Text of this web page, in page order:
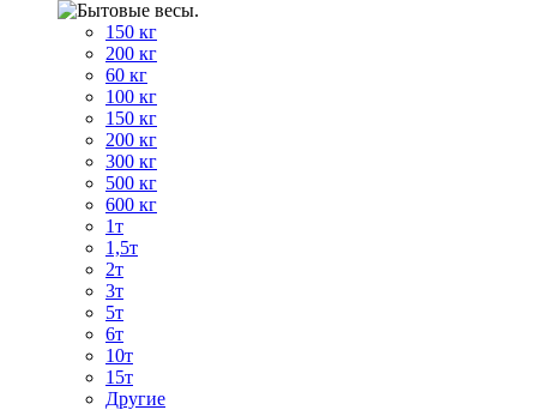
150 кг
200 кг
60 кг
100 кг
150 кг
200 кг
300 кг
500 кг
600 кг
1т
1,5т
2т
3т
5т
6т
10т
15т
Другие